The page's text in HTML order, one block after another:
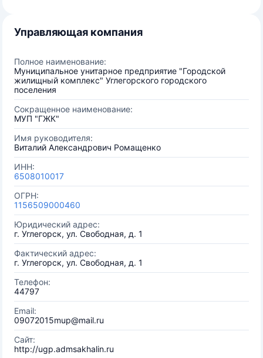
Управляющая компания
Полное наименование:
Муниципальное унитарное предприятие "Городской
жилищный комплекс" Углегорского городского
поселения
Сокращенное наименование:
МУП "ГЖК"
Имя руководителя:
Виталий Александрович Ромащенко
ИНН:
6508010017
ОГРН:
1156509000460
Юридический адрес:
г. Углегорск, ул. Свободная, д. 1
Фактический адрес:
г. Углегорск, ул. Свободная, д. 1
Телефон:
44797
Email:
09072015mup@mail.ru
Сайт:
http://ugp.admsakhalin.ru